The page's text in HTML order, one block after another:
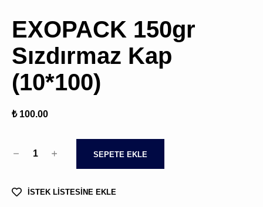
EXOPACK 150gr
Sızdırmaz Kap
(10*100)
₺ 100.00
1 SEPETE EKLE
İSTEK LİSTESİNE EKLE